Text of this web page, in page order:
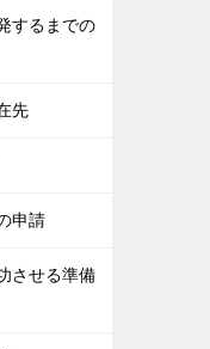
するまでの
先
申請
させる準備